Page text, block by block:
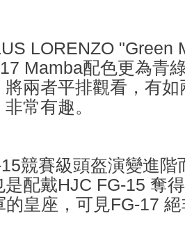
LORENZO "Green
Mamba配色更為青
兩者平排觀看，有
常有趣。
競賽級頭盔演變進階
配戴HJC FG-15 奪
皇座，可見FG-17